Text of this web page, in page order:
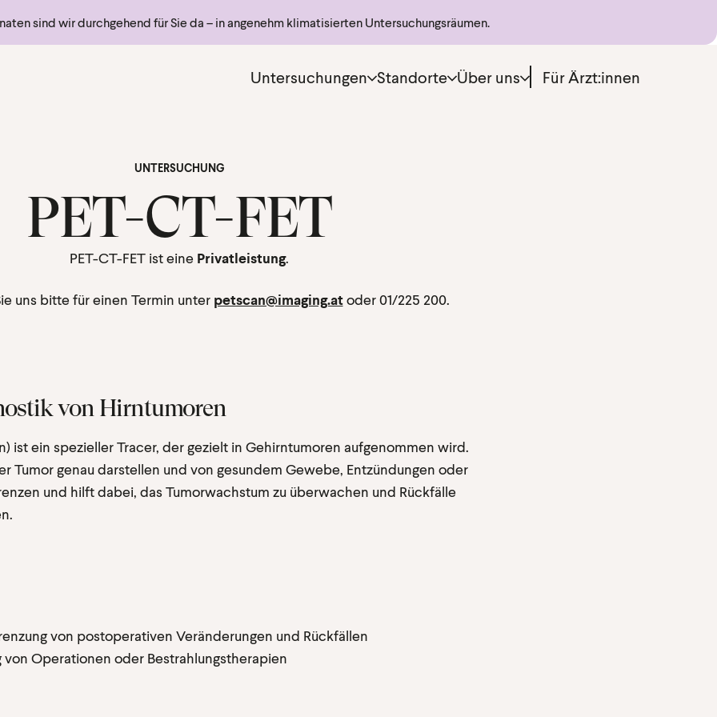
sind wir durchgehend für Sie da – in angenehm klimatisierten Untersuchungsräumen.
Hauptmenü
Untersuchungen Standorte Über uns Für Ärzt:innen
UNTERSUCHUNG
PET-CT-FET
PET-CT-FET ist eine Privatleistung.
uns bitte für einen Termin unter petscan@imaging.atoder 01/225 200.
von Hirntumoren
ist ein spezieller Tracer, der gezielt in Gehirntumoren aufgenommen wird.
Tumor genau darstellen und von gesundem Gewebe, Entzündungen oder
und hilft dabei, das Tumorwachstum zu überwachen und Rückfälle
von postoperativen Veränderungen und Rückfällen
von Operationen oder Bestrahlungstherapien